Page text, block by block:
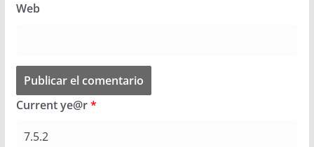
Web
Current ye@r*